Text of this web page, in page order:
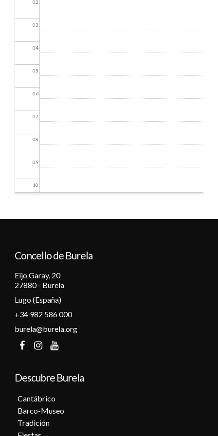
02
03
04
05
06
07
08
09
10
13
14
15
17
20
Concello de Burela
Eijo Garay, 20
27880 - Burela
Lugo (España)
+34 982 586 000
burela@burela.org
Descubre Burela
Cantábrico
Barco-Museo
Tradición